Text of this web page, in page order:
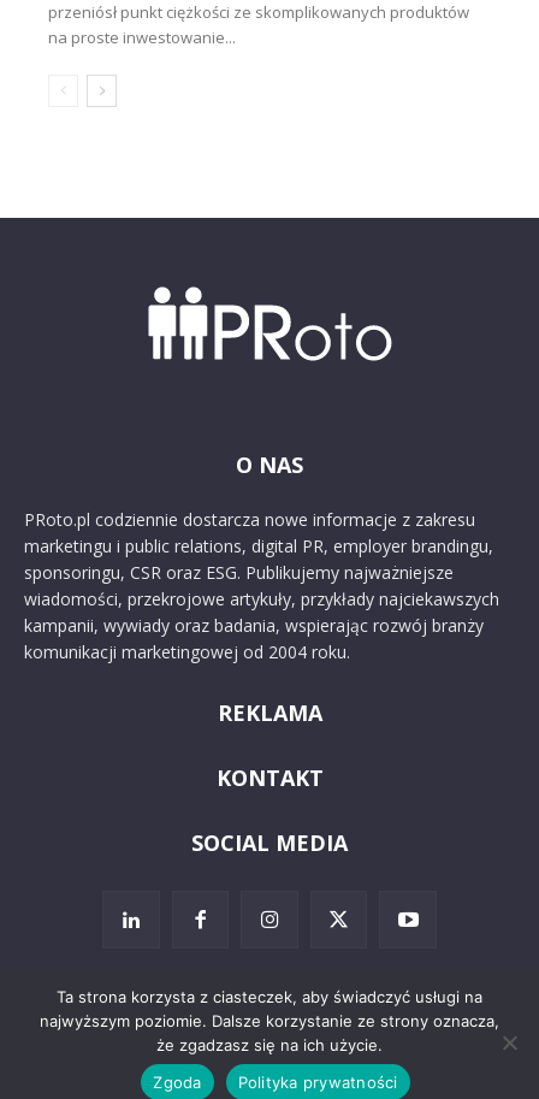
przeniósł punkt ciężkości ze skomplikowanych produktów
na proste inwestowanie...
O NAS
PRoto.pl codziennie dostarcza nowe informacje z zakresu
marketingu i public relations, digital PR, employer brandingu,
sponsoringu, CSR oraz ESG. Publikujemy najważniejsze
wiadomości, przekrojowe artykuły, przykłady najciekawszych
kampanii, wywiady oraz badania, wspierając rozwój branży
komunikacji marketingowej od 2004 roku.
REKLAMA
KONTAKT
SOCIAL MEDIA
Reklama Zastrzeżenia prawne
Ta strona korzysta z ciasteczek, aby świadczyć usługi na
najwyższym poziomie. Dalsze korzystanie ze strony oznacza,
że zgadzasz się na ich użycie.
Zgoda
Polityka prywatności